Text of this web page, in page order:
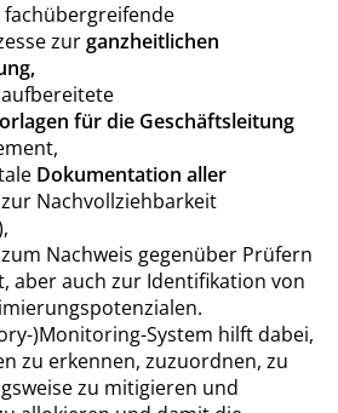
zurganzheitlichen
für die Geschäftsleitung
Dokumentation aller
zur Nachvollziehbarkeit
zum Nachweis gegenüber Prüfern
aber auch zur Identifikation von
)Monitoring-System hilft dabei,
zu erkennen, zuzuordnen, zu
zu mitigieren und